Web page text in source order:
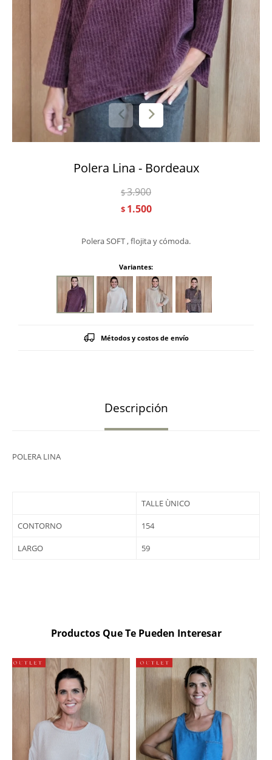
Polera Lina - Bordeaux
$ 1.500
$3.900
Polera SOFT , flojita y cómoda.
Variantes:
Métodos y costos de envío
Descripción
POLERA LINA
TALLE ÙNICO
CONTORNO 154
LARGO 59
Productos Que Te Pueden Interesar